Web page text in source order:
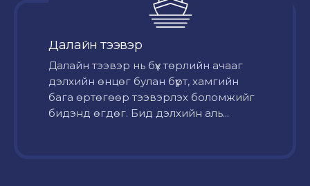
Далайн тээвэр
Далайн тээвэр нь бүх төрлийн ачааг
дэлхийн өнцөг булан бүрт, хамгийн
бага өртөгөөр тээвэрлэх боломжийг
бидэнд өгдөг. Бид дэлхийн аль...